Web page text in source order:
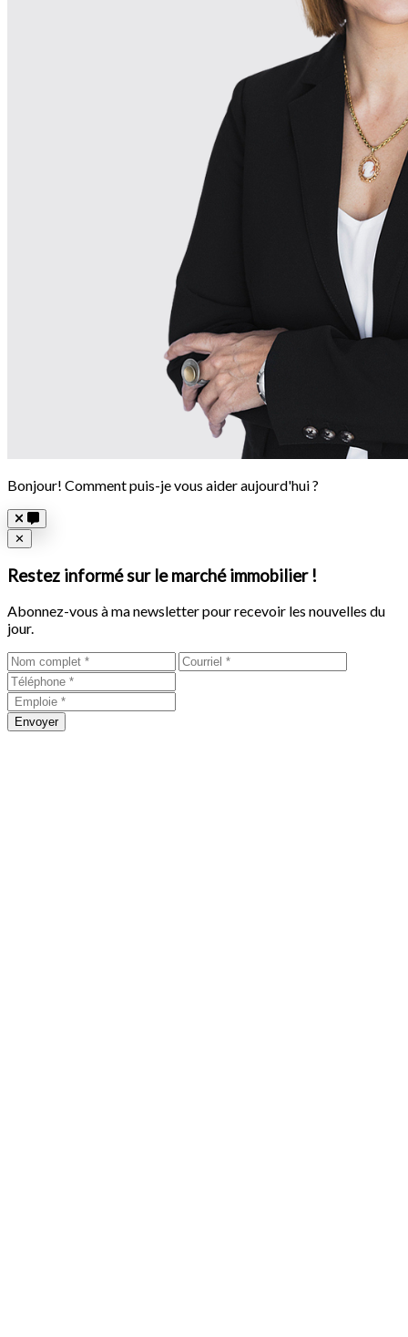
Bonjour! Comment puis-je vous aider aujourd'hui ?
Close
✕
Restez informé sur le marché immobilier !
Abonnez-vous à ma newsletter pour recevoir les nouvelles du
jour.
Envoyer